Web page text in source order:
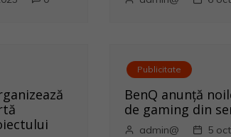
Publicitate
BenQ anunţă
de gaming din
admin@ 5